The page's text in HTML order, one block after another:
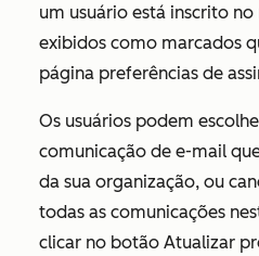
um usuário está inscrito
exibidos como marcados
página preferências de
Os usuários podem
comunicação de e-mail
da sua organização, ou
todas as comunicações
clicar no botão Atualizar